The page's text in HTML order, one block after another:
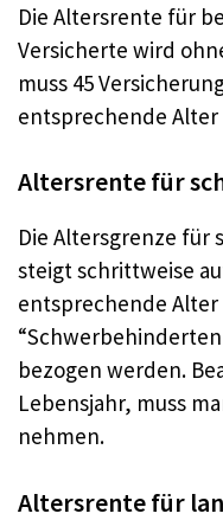
Die Altersrente für
Versicherte wird
muss 45
entsprechende
Altersrente für
Die Altersgrenze für
steigt schrittweise
entsprechende
bezogen werden.
Lebensjahr, muss
nehmen.
Altersrente für